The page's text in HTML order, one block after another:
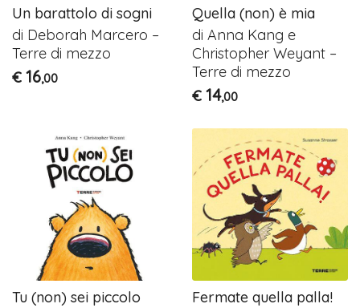
Un barattolo di sogni
di Deborah Marcero –
Terre di mezzo
€ 16,00
Quella (non) è mia
di Anna Kang e
Christopher Weyant –
Terre di mezzo
€ 14,00
Tu (non) sei piccolo
Fermate quella palla!